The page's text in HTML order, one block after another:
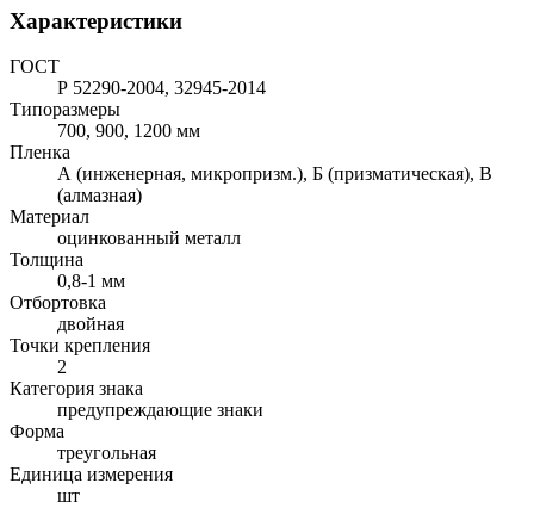
Характеристики
ГОСТ
Р 52290-2004, 32945-2014
Типоразмеры
700, 900, 1200 мм
Пленка
А (инженерная, микропризм.), Б (призматическая), В
(алмазная)
Материал
оцинкованный металл
Толщина
0,8-1 мм
Отбортовка
двойная
Точки крепления
2
Категория знака
предупреждающие знаки
Форма
треугольная
Единица измерения
шт